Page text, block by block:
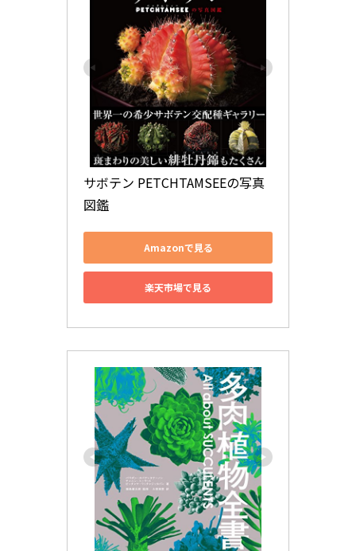
サボテン PETCHTAMSEEの写真
図鑑
Amazonで見る
楽天市場で見る